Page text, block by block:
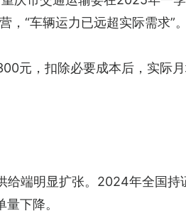
“车辆运力已远超实际需求”。
元，扣除必要成本后，实际
端明显扩张。2024年全国持
下降。